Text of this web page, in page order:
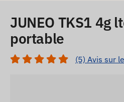
JUNEO TKS1 4g
portable
(5) Avis sur